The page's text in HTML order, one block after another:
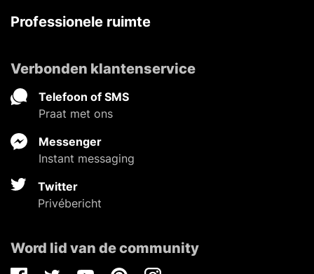
Professionele ruimte
Verbonden klantenservice
Telefoon of SMS
Praat met ons
Messenger
Instant messaging
Twitter
Privébericht
Word lid van de community